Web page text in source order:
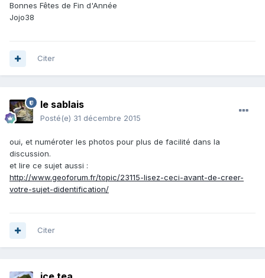
Bonnes Fêtes de Fin d'Année
Jojo38
Citer
le sablais
Posté(e) 31 décembre 2015
oui, et numéroter les photos pour plus de facilité dans la
discussion.
et lire ce sujet aussi :
http://www.geoforum.fr/topic/23115-lisez-ceci-avant-de-creer-
votre-sujet-didentification/
Citer